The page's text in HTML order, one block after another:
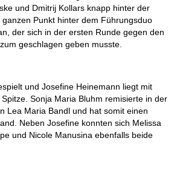
und Dmitrij Kollars knapp hinter der
Punkt hinter dem Führungsduo
der sich in der ersten Runde gegen den
geschlagen geben musste.
und Josefine Heinemann liegt mit
Sonja Maria Bluhm remisierte in der
Lea Maria Bandl und hat somit einen
Neben Josefine konnten sich Melissa
und Nicole Manusina ebenfalls beide